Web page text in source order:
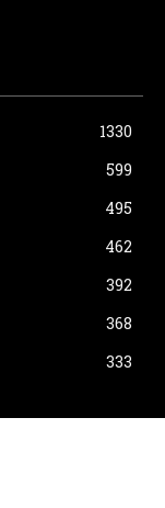
1330
599
495
462
392
368
333